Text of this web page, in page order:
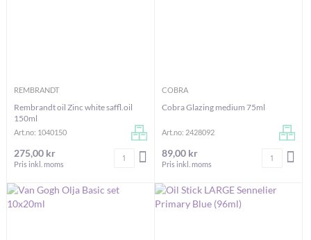
REMBRANDT
Rembrandt oil Zinc white saffl.oil
150ml
Art.no: 1040150
275,00 kr
Pris inkl. moms
Antal LÄGG I VARUKORGEN
COBRA
Cobra Glazing medium 75ml
Art.no: 2428092
89,00 kr
Pris inkl. moms
Antal